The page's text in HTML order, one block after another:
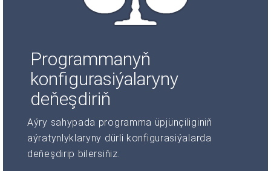
Programmanyň
konfigurasiýalaryny
deňeşdiriň
Aýry sahypada programma üpjünçiliginiň
aýratynlyklaryny dürli konfigurasiýalarda
deňeşdirip bilersiňiz.